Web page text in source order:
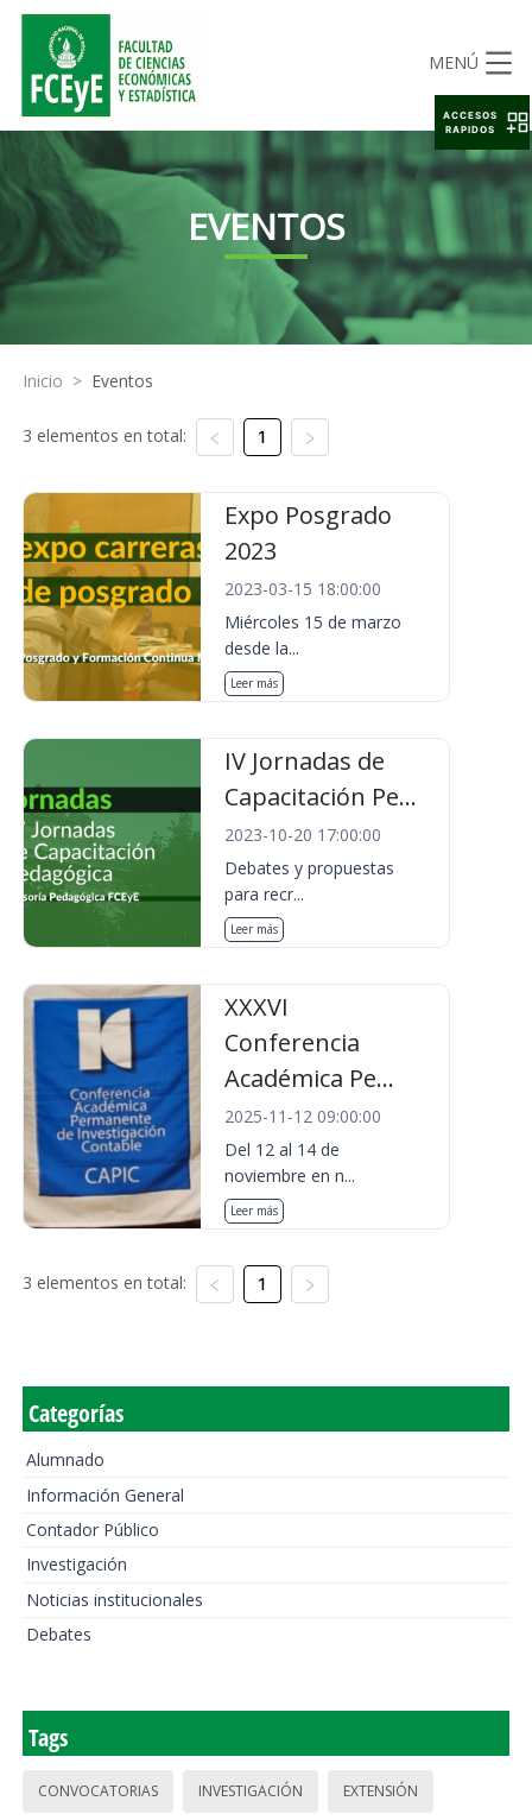
MENÚ
EVENTOS
Inicio > Eventos
3 elementos en total: 1
Expo Posgrado
2023
2023-03-15 18:00:00
Miércoles 15 de marzo
desde la...
Leer más
IV Jornadas de
Capacitación Pe...
2023-10-20 17:00:00
Debates y propuestas
para recr...
Leer más
XXXVI
Conferencia
Académica Pe...
2025-11-12 09:00:00
Del 12 al 14 de
noviembre en n...
Leer más
3 elementos en total: 1
Categorías
Alumnado
Información General
Contador Público
Investigación
Noticias institucionales
Debates
Tags
CONVOCATORIAS INVESTIGACIÓN EXTENSIÓN
ACCESOS
RAPIDOS